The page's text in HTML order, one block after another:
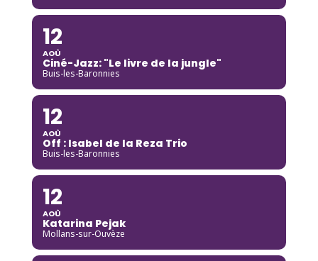
12
AOÛ
Ciné-Jazz: "Le livre de la jungle"
Buis-les-Baronnies
12
AOÛ
Off : Isabel de la Reza Trio
Buis-les-Baronnies
12
AOÛ
Katarina Pejak
Mollans-sur-Ouvèze